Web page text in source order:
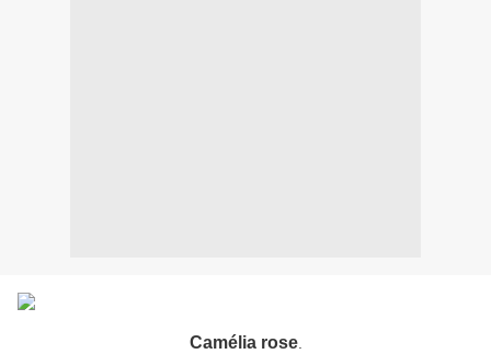
Camélia rose.